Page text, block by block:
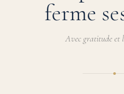
ferme
Avec gratitude et